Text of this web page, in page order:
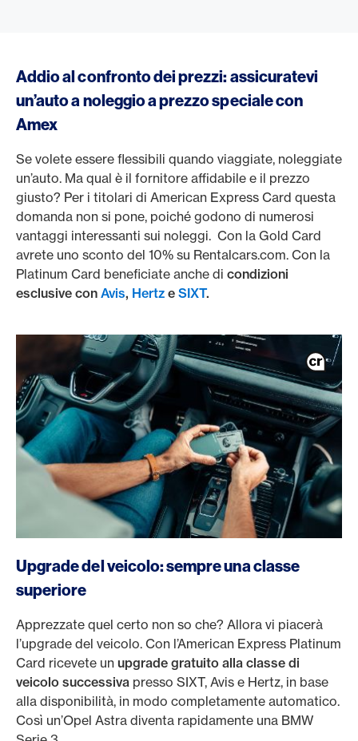
Addio al confronto dei prezzi: assicuratevi
un’auto a noleggio a prezzo speciale con
Amex
Se volete essere flessibili quando viaggiate, noleggiate
un’auto. Ma qual è il fornitore affidabile e il prezzo
giusto? Per i titolari di American Express Card questa
domanda non si pone, poiché godono di numerosi
vantaggi interessanti sui noleggi. Con la Gold Card
avrete uno sconto del 10% su Rentalcars.com. Con la
Platinum Card beneficiate anche di condizioni
esclusive con Avis, Hertz e SIXT.
Upgrade del veicolo: sempre una classe
superiore
Apprezzate quel certo non so che? Allora vi piacerà
l’upgrade del veicolo. Con l’American Express Platinum
Card ricevete un upgrade gratuito alla classe di
veicolo successiva presso SIXT, Avis e Hertz, in base
alla disponibilità, in modo completamente automatico.
Così un’Opel Astra diventa rapidamente una BMW